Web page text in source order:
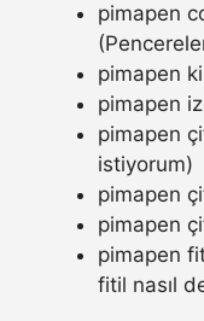
pimapen
pimapen
pimapen
pimapen
istiyorum)
pimapen
pimapen
pimapen
fitil nasıl